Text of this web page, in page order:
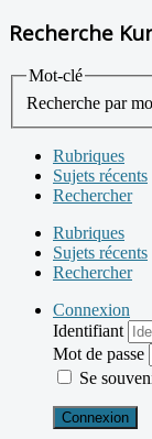
Recherche
Mot-clé
Recherche par
Rubriques
Sujets récents
Rechercher
Rubriques
Sujets récents
Rechercher
Connexion
Identifiant
Mot de passe
Se
Connexion